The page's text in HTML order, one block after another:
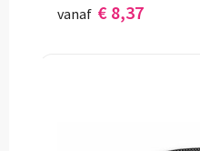
vanaf € 8,37